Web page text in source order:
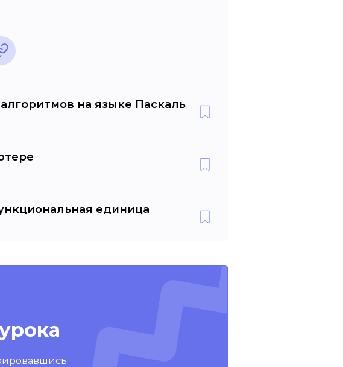
на языке Паскаль
единица